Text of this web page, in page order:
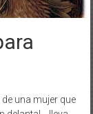
una mujer que